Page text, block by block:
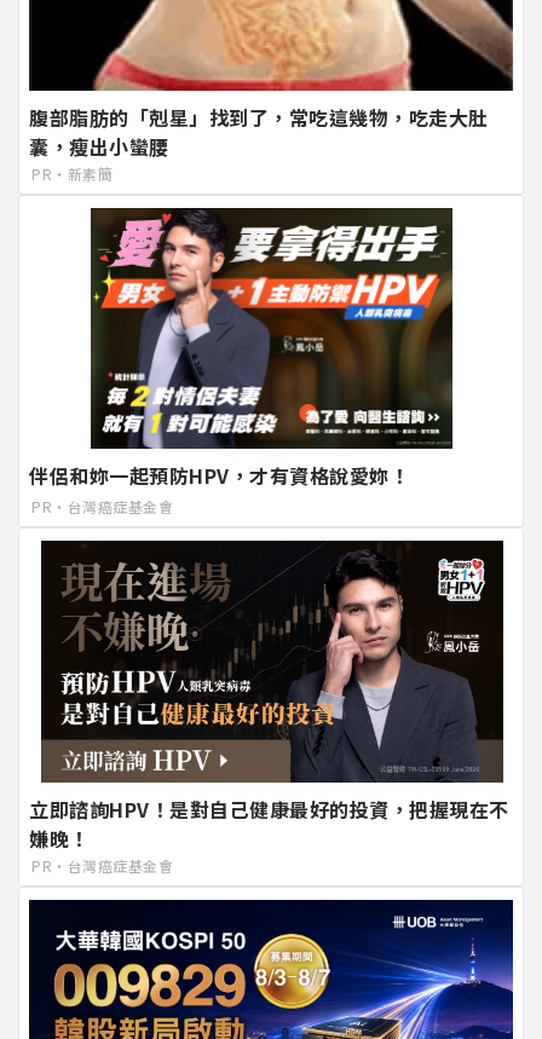
腹部脂肪的「剋星」找到了，常吃這幾物，吃走大肚
囊，瘦出小蠻腰
PR・新素簡
伴侶和妳一起預防HPV，才有資格說愛妳！
PR・台灣癌症基金會
立即諮詢HPV！是對自己健康最好的投資，把握現在不
嫌晚！
PR・台灣癌症基金會